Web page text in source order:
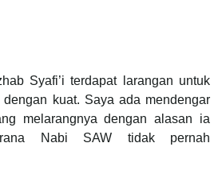
Syafi’i terdapat larangan untuk
kuat. Saya ada mendengar
melarangnya dengan alasan ia
Nabi SAW tidak pernah